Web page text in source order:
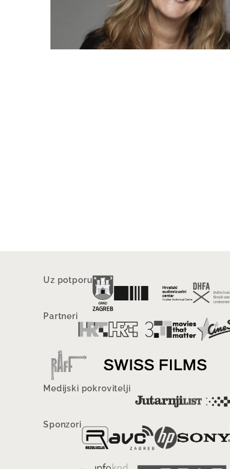
Uz potporu
Partneri
Medijski pokrovitelji
Sponzori